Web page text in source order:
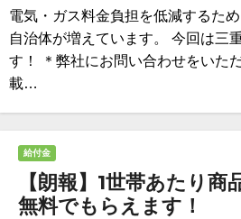
電気・ガス料金負担を低減するた
自治体が増えています。 今回は三
す！ ＊弊社にお問い合わせをいた
載…
給付金
【朗報】1世帯あたり
無料でもらえます！